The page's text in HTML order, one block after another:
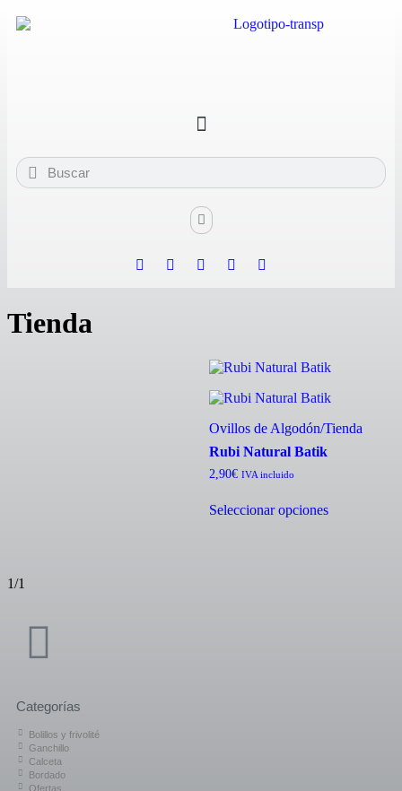
Tienda
Ovillos de Algodón/Tienda
Rubi Natural Batik
2,90€ IVA incluido
Seleccionar opciones
1/1
Categorías
Bolillos y frivolité
Ganchillo
Calceta
Bordado
Ofertas